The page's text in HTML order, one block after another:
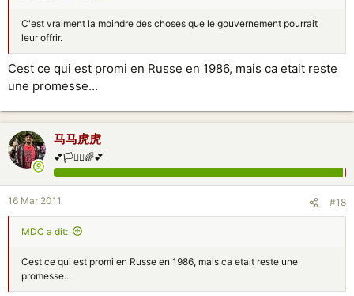
C'est vraiment la moindre des choses que le gouvernement pourrait
leur offrir.
Cest ce qui est promi en Russe en 1986, mais ca etait reste
une promesse...
马马虎虎
💕🏳️‍⚧️⚧️🌈💕
16 Mar 2011 #18
MDC a dit:
Cest ce qui est promi en Russe en 1986, mais ca etait reste une
promesse...